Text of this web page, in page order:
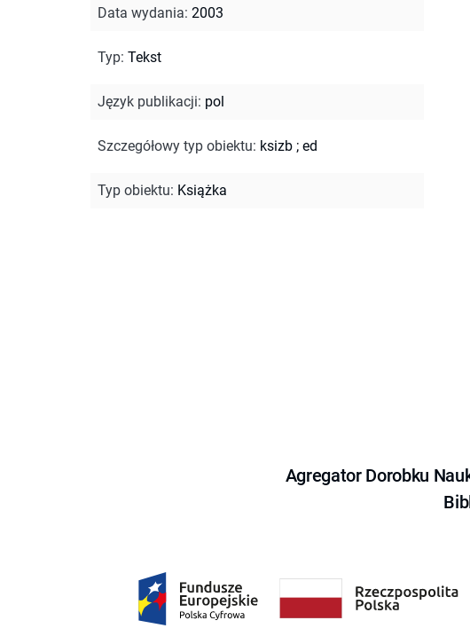
Data wydania: 2003
Typ: Tekst
Język publikacji: pol
Szczegółowy typ obiektu: ksizb ; ed
Typ obiektu: Książka
Agregator Dorobku